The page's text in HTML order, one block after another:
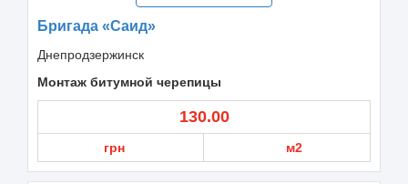
Бригада «Саид»
Днепродзержинск
Монтаж битумной черепицы
130.00
грн м2